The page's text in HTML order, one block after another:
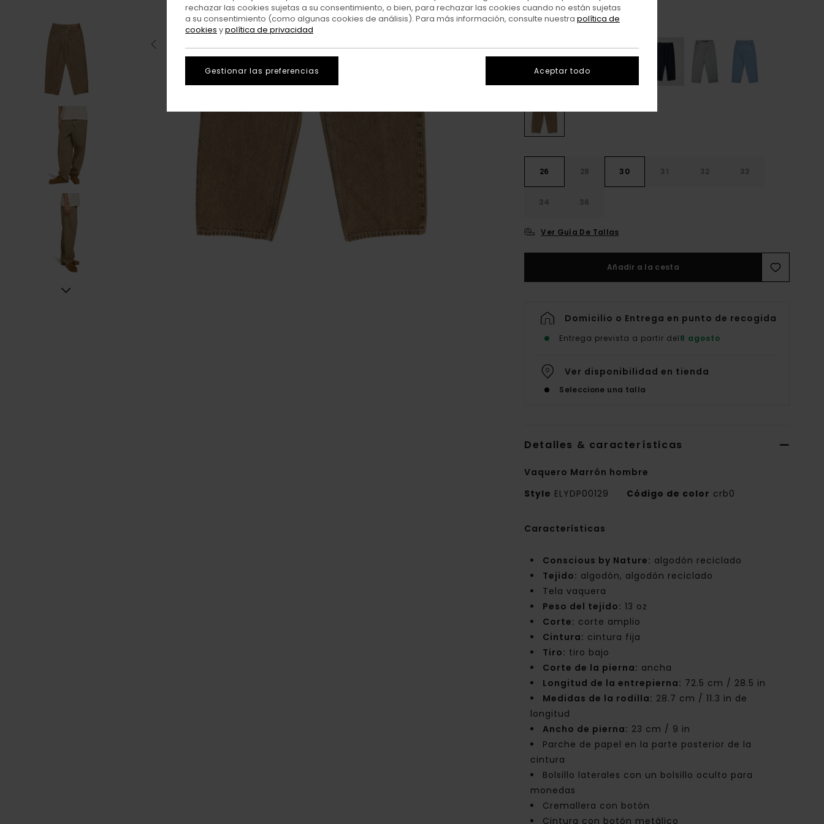
ColorBrown Tint
26 28 30 31 32 33
34 36
Ver Guía De Tallas
Añadir a la cesta
Domicilio o Entrega en punto de recogida
Entrega prevista a partir del8 agosto
Ver disponibilidad en tienda
Seleccione una talla
Detalles & características
Vaquero Marrón hombre
Style ELYDP00129 Código de color crb0
Características
Conscious by Nature: algodón reciclado
Tejido: algodón, algodón reciclado
Tela vaquera
Peso del tejido: 13 oz
Corte: corte amplio
Cintura: cintura fija
Tiro: tiro bajo
Corte de la pierna: ancha
Longitud de la entrepierna: 72.5 cm / 28.5 in
Medidas de la rodilla: 28.7 cm / 11.3 in de
longitud
Ancho de pierna: 23 cm / 9 in
Parche de papel en la parte posterior de la
cintura
Bolsillo laterales con un bolsillo oculto para
monedas
Cremallera con botón
Cintura con botón metálico
rechazar las cookies sujetas a su consentimiento, o bien, para rechazar las cookies cuando no están sujetas
a su consentimiento (como algunas cookies de análisis). Para más información, consulte nuestra política de
cookies ypolítica de privacidad
Gestionar las preferencias Aceptar todo